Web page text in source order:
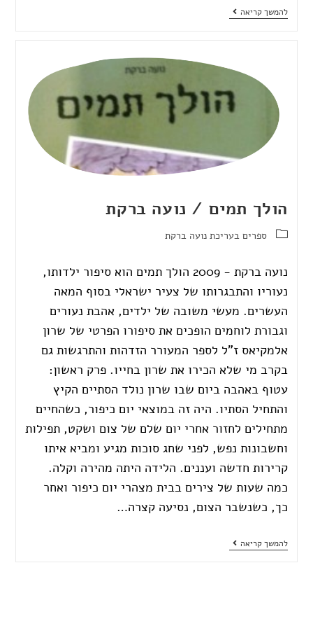
להמשך קריאה
הולך תמים / נועה ברקת
ספרים בעריכת נועה ברקת
נועה ברקת - 2009 הולך תמים הוא סיפור ילדותו,
נעוריו והתבגרותו של צעיר ישראלי בסוף המאה
העשרים. מעשי משובה של ילדים, אהבת נעורים
וגבורת לוחמים הופכים את סיפורו הפרטי של שרון
אלמקיאס ז"ל לספר המעורר הזדהות והתרגשות גם
בקרב מי שלא הכירו את שרון בחייו. פרק ראשון:
עטוף באהבה ביום שבו שרון נולד הסתיים הקיץ
והתחיל הסתיו. היה זה במוצאי יום כיפור, כשהחיים
מתחילים לחזור אחרי יום שלם של צום ושקט, תפילות
וחשבונות נפש, לפני שחג סוכות מגיע ומביא איתו
קרירות חדשה ועננים. הלידה היתה מהירה וקלה.
כמה שעות של צירים בבית מצהרי יום כיפור ואחר
כך, כשנשבר הצום, נסיעה קצרה…
להמשך קריאה